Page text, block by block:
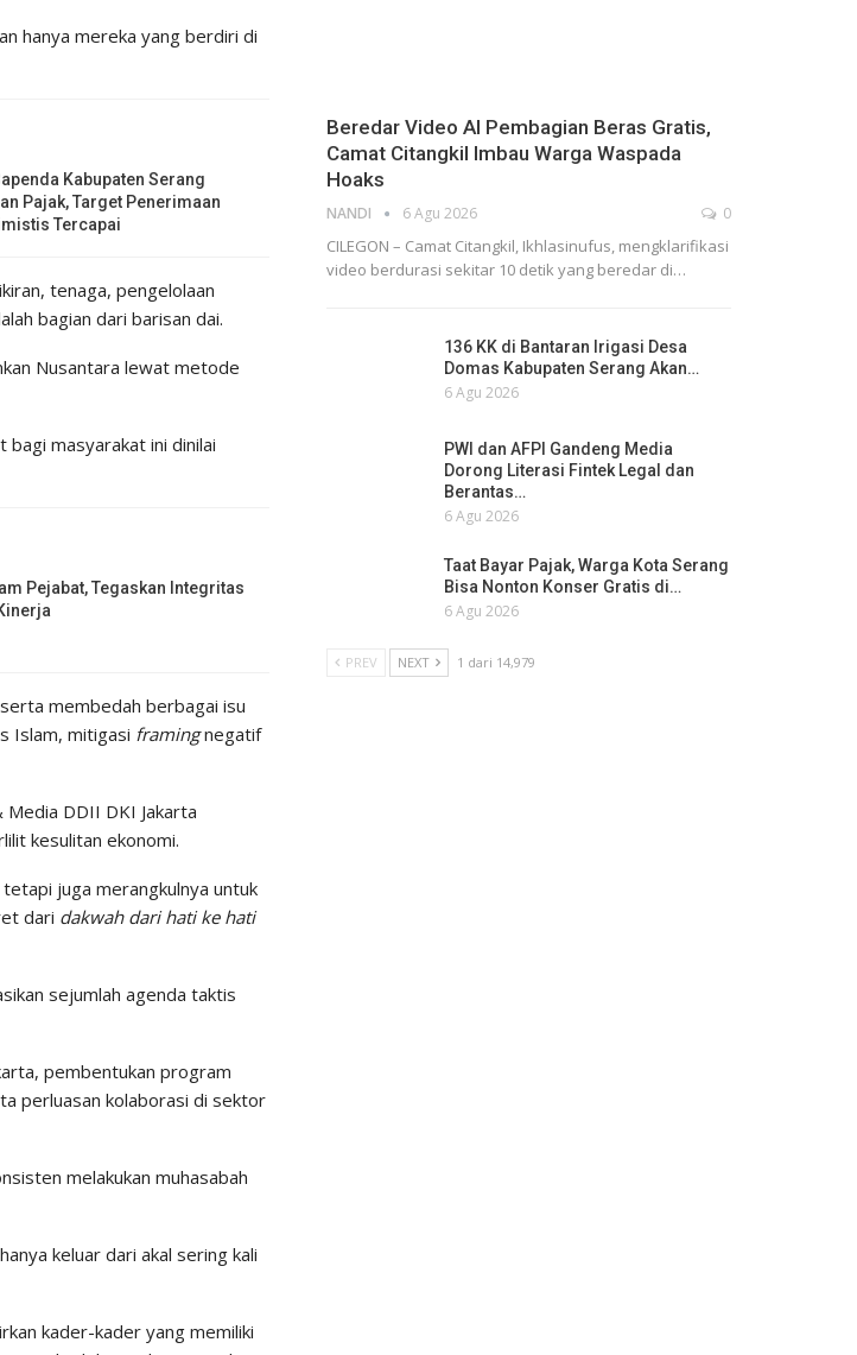
hanya mereka yang berdiri di
Kabupaten Serang
Pajak, Target Penerimaan
Tercapai
tenaga, pengelolaan
bagian dari barisan dai.
Nusantara lewat metode
bagi masyarakat ini dinilai
Pejabat, Tegaskan Integritas
membedah berbagai isu
Islam, mitigasi framingnegatif
DDII DKI Jakarta
kesulitan ekonomi.
juga merangkulnya untuk
dari dakwah dari hati ke hati
sejumlah agenda taktis
pembentukan program
perluasan kolaborasi di sektor
melakukan muhasabah
keluar dari akal sering kali
kader-kader yang memiliki
Beredar Video AI Pembagian Beras Gratis,
Camat Citangkil Imbau Warga Waspada
Hoaks
NANDI 6 Agu 2026 0
CILEGON – Camat Citangkil, Ikhlasinufus, mengklarifikasi
video berdurasi sekitar 10 detik yang beredar di…
136 KK di Bantaran Irigasi Desa
Domas Kabupaten Serang Akan…
6 Agu 2026
PWI dan AFPI Gandeng Media
Dorong Literasi Fintek Legal dan
Berantas…
6 Agu 2026
Taat Bayar Pajak, Warga Kota Serang
Bisa Nonton Konser Gratis di…
6 Agu 2026
PREV NEXT 1 dari 14,979